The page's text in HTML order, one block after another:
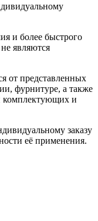
и более быстрого
являются
от представленных
фурнитуре, а также
комплектующих и
заказу
её применения.